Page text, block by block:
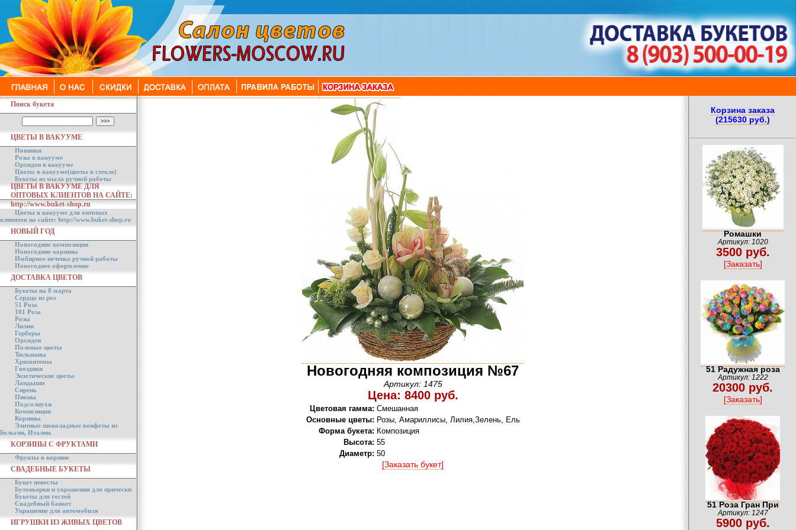
Поиск букета
ЦВЕТЫ В ВАКУУМЕ
Новинки
Розы в вакууме
Орхидеи в вакууме
Цветы в вакууме(цветы в стекле)
Букеты из мыла ручной работы
ЦВЕТЫ В ВАКУУМЕ ДЛЯ
ОПТОВЫХ КЛИЕНТОВ НА САЙТЕ:
http://www.buket-shop.ru
Цветы в вакууме для оптовых
клиентов на сайте: http://www.buket-shop.ru
НОВЫЙ ГОД
Новогодние композиции
Новогодние корзины
Имбирное печенье ручной работы
Новогоднее оформление
ДОСТАВКА ЦВЕТОВ
Букеты на 8 марта
Сердца из роз
51 Роза
101 Роза
Розы
Лилии
Герберы
Орхидеи
Полевые цветы
Тюльпаны
Хризантемы
Гвоздики
Экзотические цветы
Ландыши
Сирень
Пионы
Подсолнухи
Композиции
Корзины
Элитные шоколадные конфеты из
Бельгии, Италии.
КОРЗИНЫ С ФРУКТАМИ
Фрукты в корзине
СВАДЕБНЫЕ БУКЕТЫ
Букет невесты
Бутоньерки и украшения для прически
Букеты для гостей
Свадебный банкет
Украшение для автомобиля
ИГРУШКИ ИЗ ЖИВЫХ ЦВЕТОВ
Новогодняя композиция №67
Артикул: 1475
Цена: 8400 руб.
Цветовая гамма: Смешанная
Основные цветы: Розы, Амариллисы, Лилия,Зелень, Ель
Форма букета: Композиция
Высота: 55
Диаметр: 50
[Заказать букет]
Корзина заказа
(215630 руб.)
Ромашки
Артикул: 1020
3500 руб.
[Заказать]
51 Радужная роза
Артикул: 1222
20300 руб.
[Заказать]
51 Роза Гран При
Артикул: 1247
5900 руб.